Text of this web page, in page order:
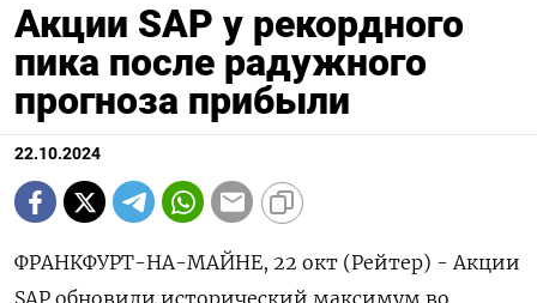
Акции SAP у рекордного
пика после радужного
прогноза прибыли
22.10.2024
ФРАНКФУРТ-НА-МАЙНЕ, 22 окт (Рейтер) - Акции